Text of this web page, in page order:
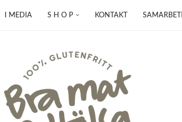
I MEDIA S H O P KONTAKT